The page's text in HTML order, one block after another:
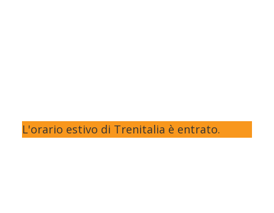
L'orario estivo di Trenitalia è entrato.